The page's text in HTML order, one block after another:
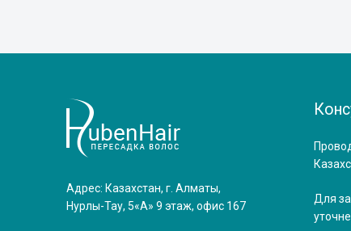
Адрес: Казахстан, г. Алматы,
Нурлы-Тау, 5«А» 9 этаж, офис 167
Для